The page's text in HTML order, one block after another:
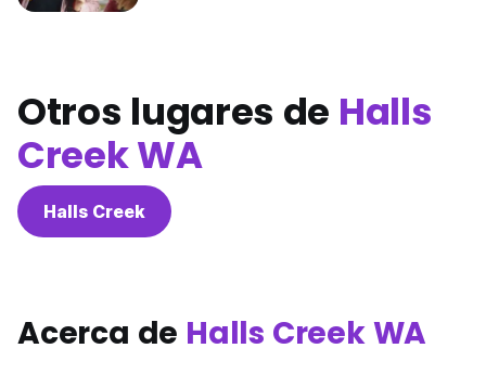
Otros lugares de Halls
Creek WA
Halls Creek
Acerca de Halls Creek WA